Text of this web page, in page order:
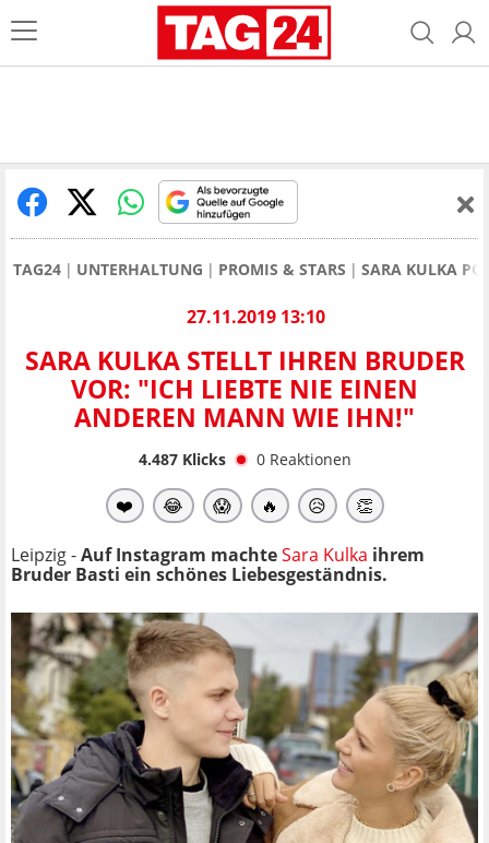
TAG24 UNTERHALTUNG PROMIS & STARS SARA KULKA
27.11.2019 13:10
SARA KULKA STELLT IHREN BRUDER
VOR: "ICH LIEBTE NIE EINEN
ANDEREN MANN WIE IHN!"
4.487Klicks 0 Reaktionen
❤️ 😂 😱 🔥 😥 👏
Leipzig -Auf Instagram machteSara Kulka ihrem
Bruder Basti ein schönes Liebesgeständnis.